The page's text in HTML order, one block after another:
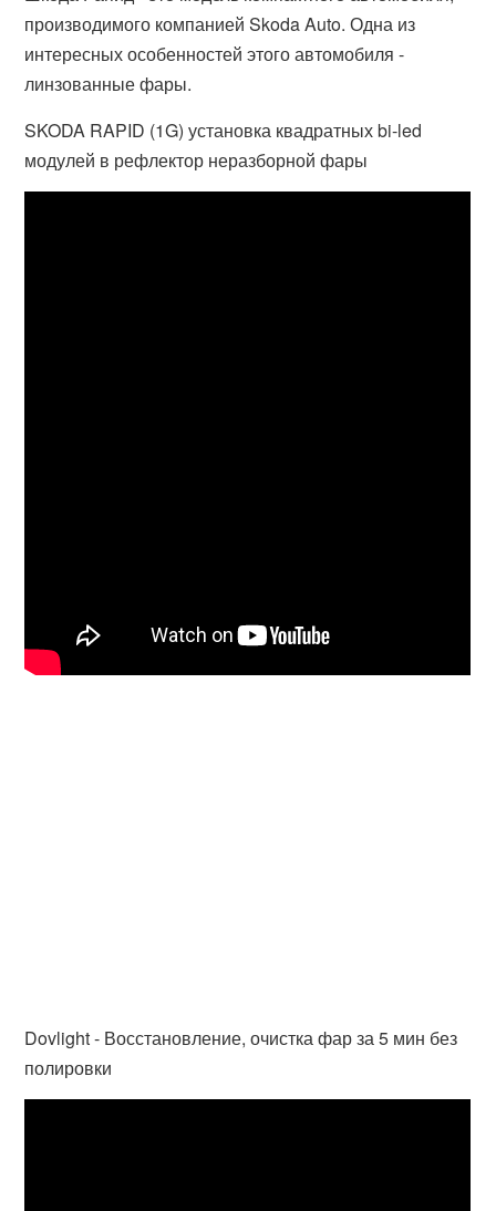
производимого компанией Skoda Auto. Одна из
интересных особенностей этого автомобиля -
линзованные фары.
SKODA RAPID (1G) установка квадратных bi-led
модулей в рефлектор неразборной фары
Dovlight - Восстановление, очистка фар за 5 мин без
полировки